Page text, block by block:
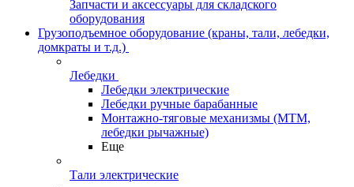
Запчасти и аксессуары для складского
оборудования
Грузоподъемное оборудование (краны, тали, лебедки,
домкраты и т.д.)
Лебедки
Лебедки электрические
Лебедки ручные барабанные
Монтажно-тяговые механизмы (МТМ,
лебедки рычажные)
Еще
Тали электрические